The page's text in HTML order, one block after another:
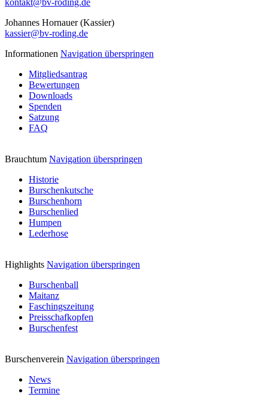
Johannes Hornauer (Kassier)
kassier@bv-roding.de
Informationen Navigation überspringen
Mitgliedsantrag
Bewertungen
Downloads
Spenden
Satzung
FAQ
Brauchtum Navigation überspringen
Historie
Burschenkutsche
Burschenhorn
Burschenlied
Humpen
Lederhose
Highlights Navigation überspringen
Burschenball
Maitanz
Faschingszeitung
Preisschafkopfen
Burschenfest
Burschenverein Navigation überspringen
News
Termine